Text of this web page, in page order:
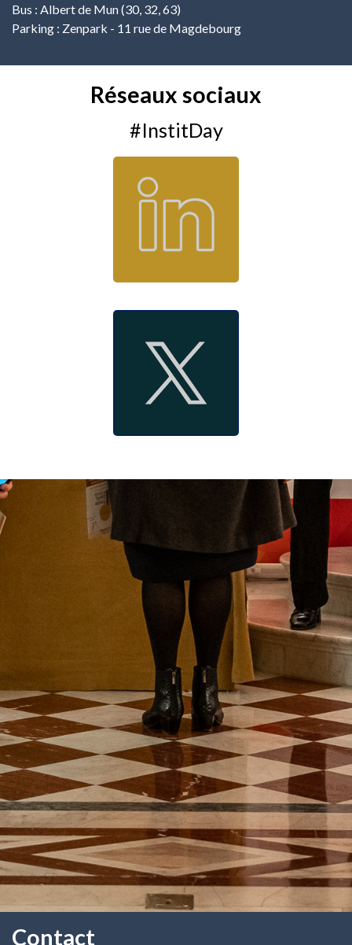
Bus : Albert de Mun (30, 32, 63)
Parking : Zenpark - 11 rue de Magdebourg
Réseaux sociaux
#InstitDay
Contact